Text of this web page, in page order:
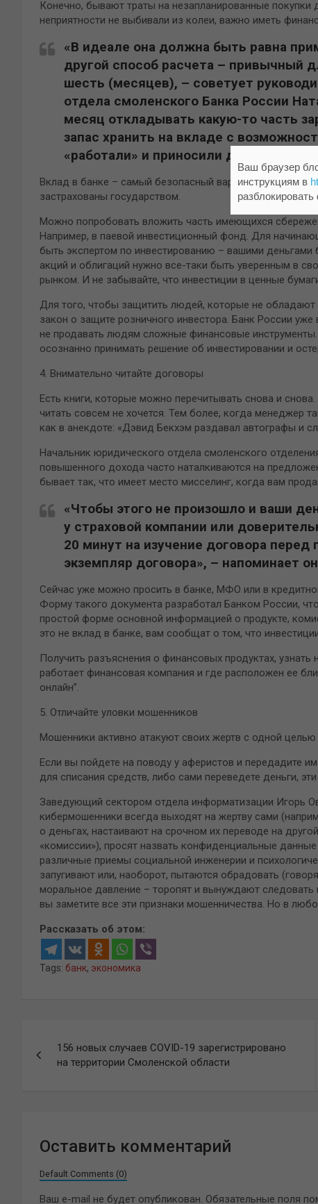
Конечно, бывают траты на незапланированные
неприятности не выбивали из колеи, важно иметь
«В идеале она должна быть равна
другой способ расчета – привычный
шесть (месяцев), – советует
отдела смоленского Банка России
месяц откладывать какую-то часть
запас хранить на вкладе с
«работали» и приносили доход в виде
Вклад в банке – самый безопасный вариант получения
застрахованы государством.
Можно попробовать вложить часть имеющихся
Например, в паевой инвестиционный фонд. Для
быть экспертом по инвестированию – вашими
акций и облигаций нужно все-таки быть уверенным в
рынком. И не забывайте, что инвестиции в ценные
Для того, чтобы защитить людей, которые не обладают
закон о защите розничного инвестора. Банк России
не продавать людям сложные финансовые
осознанно принимать решение об инвестировании и
4. Внимательно читайте договоры
Есть книги, которые можно перечитывать снова и
читать совсем не хочется. Тем более, когда менеджер
как в анекдоте: «Дэвид Бекхэм раздавал автографы и
Начальник юридического отдела смоленского
повышенного дохода часто наталкиваются на
бывает так, что имеет место мисселинг, когда вам
«Чтобы этого не произошло и ваши
у страховой компании или
20 минут на изучение договора перед
экземпляр договора», – напоминает
Сейчас уже можно просить в банке, МФО или в
Форму такого документа разработал Банком России,
простой форме основной информацией о продукте,
это не вклад в банке, вам сообщат о том, что
Получить разъяснения о финансовых продуктах,
работает финансовая компания и где расположен ее
онлайн”.
5. Отличайте уловки мошенников
Мошенники активно атакуют своих жертв с одной целью
Если вы пойдете на поводу у аферистов и передадите
для списания средств, либо сами переведете деньги,
Заведующий сектором отдела информатизации Игорь
кибермошенники всегда выходят на жертву сами
о деньгах, настаивают на срочном их переводе на
«комиссии»), просят назвать конфиденциальные
различные приемы социальной инженерии и
запугивают или, наоборот, пытаются обрадовать
моральное давление – торопят и вынуждают
вы заметите все эти признаки мошенничества. Но в
Рассказать об этом:
Tags: банк, экономика
по
156 новых случаев COVID-19 зарегистрировано
на территории Смоленской области
Оставить комментарий
Default Comments (0)
Ваш e-mail не будет опубликован. Обязательные поля
Ваш браузер
инструкциям в